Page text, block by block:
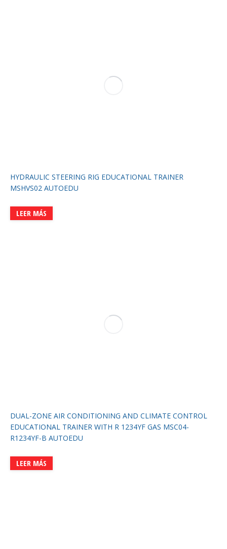
HYDRAULIC STEERING RIG EDUCATIONAL TRAINER
MSHVS02 AUTOEDU
LEER MÁS
DUAL-ZONE AIR CONDITIONING AND CLIMATE CONTROL
EDUCATIONAL TRAINER WITH R 1234YF GAS MSC04-
R1234YF-B AUTOEDU
LEER MÁS